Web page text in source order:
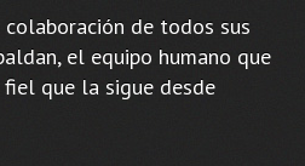
de todos sus
el equipo humano que
que la sigue desde